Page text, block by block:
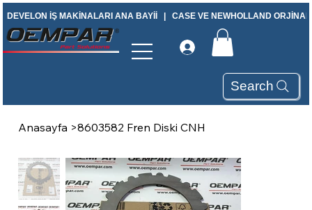
DEVELON İŞ MAKİNALARI ANA BAYİİ   |   CASE VE NEWHOLLAND
Search
Anasayfa >8603582 Fren Diski CNH